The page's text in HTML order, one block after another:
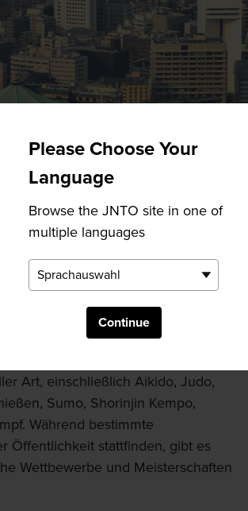
Please Choose Your
Language
Browse the JNTO site in one of
multiple languages
Continue
Kampfkünstler
der japanischen
bis heute die Hauptbühne für
Art, einschließlich Aikido, Judo,
Sumo, Shorinjin Kempo,
Während bestimmte
Öffentlichkeit stattfinden, gibt es
Wettbewerbe und Meisterschaften